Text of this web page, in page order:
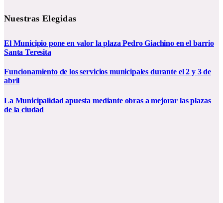
Nuestras Elegidas
El Municipio pone en valor la plaza Pedro Giachino en el barrio
Santa Teresita
Funcionamiento de los servicios municipales durante el 2 y 3 de
abril
La Municipalidad apuesta mediante obras a mejorar las plazas
de la ciudad